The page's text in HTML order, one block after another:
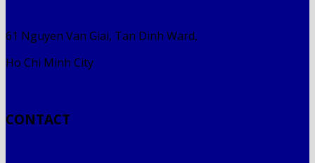
61 Nguyen Van Giai, Tan Dinh Ward,
Ho Chi Minh City
CONTACT